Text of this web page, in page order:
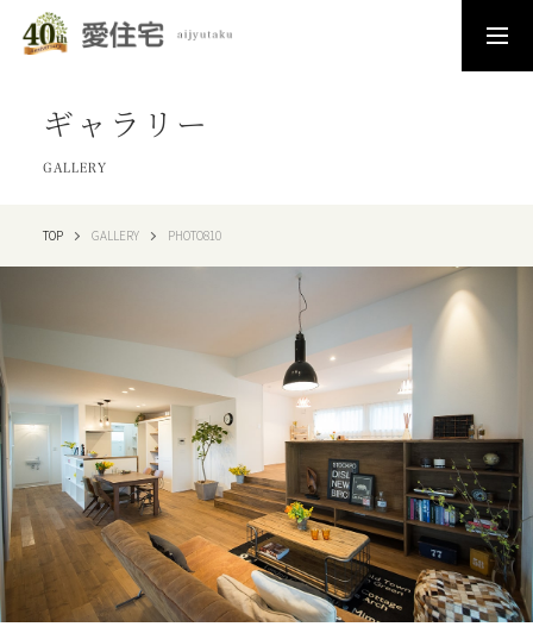
ギャラリー
GALLERY
TOP GALLERY PHOTO810